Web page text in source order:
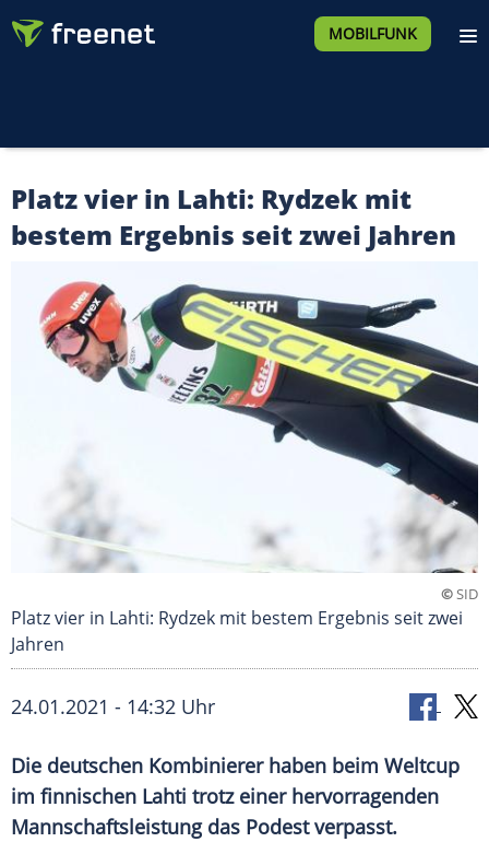
MOBILFUNK
Platz vier in Lahti: Rydzek mit
bestem Ergebnis seit zwei Jahren
©SID
Platz vier in Lahti: Rydzek mit bestem Ergebnis seit zwei
Jahren
24.01.2021 - 14:32 Uhr
Die deutschen Kombinierer haben beim Weltcup
im finnischen Lahti trotz einer hervorragenden
Mannschaftsleistungdas Podestverpasst.